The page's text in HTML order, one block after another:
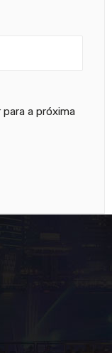
a próxima